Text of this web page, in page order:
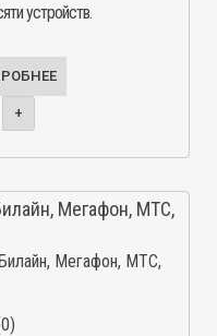
устройств.
+
Мегафон, МТС,